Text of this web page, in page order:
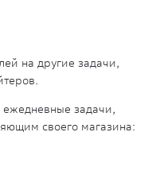
на другие задачи,
задачи,
своего магазина: